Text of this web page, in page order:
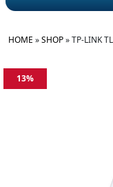
HOME »SHOP»TP-LINK
13%